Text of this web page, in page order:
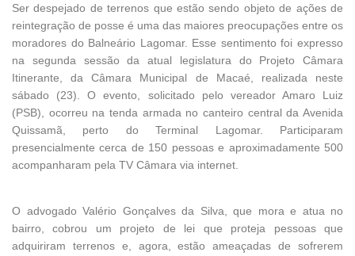
Ser despejado de terrenos que estão sendo objeto de ações de
reintegração de posse é uma das maiores preocupações entre os
moradores do Balneário Lagomar. Esse sentimento foi expresso
na segunda sessão da atual legislatura do Projeto Câmara
Itinerante, da Câmara Municipal de Macaé, realizada neste
sábado (23). O evento, solicitado pelo vereador Amaro Luiz
(PSB), ocorreu na tenda armada no canteiro central da Avenida
Quissamã, perto do Terminal Lagomar. Participaram
presencialmente cerca de 150 pessoas e aproximadamente 500
acompanharam pela TV Câmara via internet.
O advogado Valério Gonçalves da Silva, que mora e atua no
bairro, cobrou um projeto de lei que proteja pessoas que
adquiriram terrenos e, agora, estão ameaçadas de sofrerem